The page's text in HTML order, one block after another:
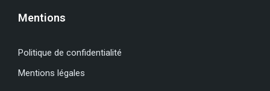
Mentions
Politique de confidentialité
Mentions légales